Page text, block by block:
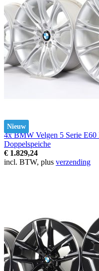
Nieuw
4x BMW Velgen 5 Serie
Doppelspeiche
€ 1.829,24
incl. BTW, plus verzending